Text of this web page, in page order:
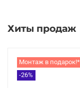
Хиты продаж
Монтаж в подарок!*
-26%